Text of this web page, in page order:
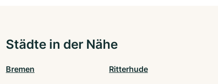
Städte in der Nähe
Bremen Ritterhude